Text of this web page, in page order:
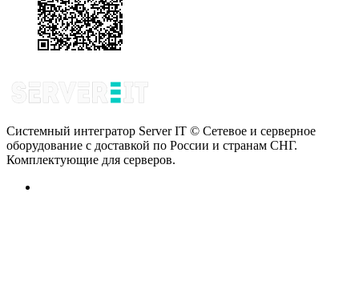
Системный интегратор Server IT © Сетевое и серверное
оборудование с доставкой по России и странам СНГ.
Комплектующие для серверов.